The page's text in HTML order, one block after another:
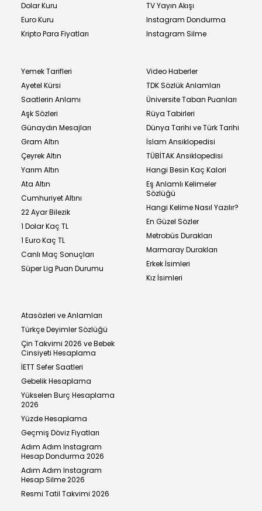
Dolar Kuru
Euro Kuru
Kripto Para Fiyatları
TV Yayın Akışı
Instagram Dondurma
Instagram Silme
Yemek Tarifleri
Ayetel Kürsi
Saatlerin Anlamı
Aşk Sözleri
Günaydın Mesajları
Gram Altın
Çeyrek Altın
Yarım Altın
Ata Altın
Cumhuriyet Altını
22 Ayar Bilezik
1 Dolar Kaç TL
1 Euro Kaç TL
Canlı Maç Sonuçları
Süper Lig Puan Durumu
Video Haberler
TDK Sözlük Anlamları
Üniversite Taban Puanları
Rüya Tabirleri
Dünya Tarihi ve Türk Tarihi
İslam Ansiklopedisi
TÜBİTAK Ansiklopedisi
Hangi Besin Kaç Kalori
Eş Anlamlı Kelimeler
Sözlüğü
Hangi Kelime Nasıl Yazılır?
En Güzel Sözler
Metrobüs Durakları
Marmaray Durakları
Erkek İsimleri
Kız İsimleri
Atasözleri ve Anlamları
Türkçe Deyimler Sözlüğü
Çin Takvimi 2026 ve Bebek
Cinsiyeti Hesaplama
İETT Sefer Saatleri
Gebelik Hesaplama
Yükselen Burç Hesaplama
2026
Yüzde Hesaplama
Geçmiş Döviz Fiyatları
Adım Adım Instagram
Hesap Dondurma 2026
Adım Adım Instagram
Hesap Silme 2026
Resmi Tatil Takvimi 2026